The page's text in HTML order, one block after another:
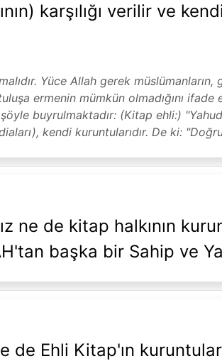
karşılığı verilir ve
Yüce Allah gerek
ermenin mümkün olmadığını
buyrulmaktadır: (Kitap ehli:)
kendi kuruntularıdır. De ki:
ne de kitap halkının
başka bir Sahip ve
de Ehli Kitap'ın